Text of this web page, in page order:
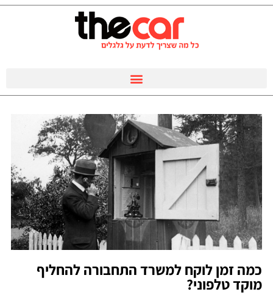
כמה זמן לוקח למשרד התחבורה להחליף
מוקד טלפוני?